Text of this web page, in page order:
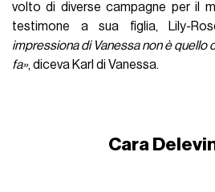
volto di diverse campagne per il
testimone a sua figlia, Lily-
impressiona di Vanessa non è quello
fa», diceva Karl di Vanessa.
Cara